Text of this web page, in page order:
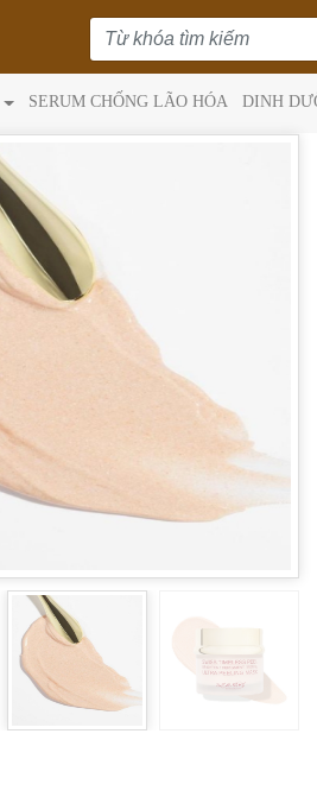
SERUM CHỐNG LÃO HÓA DINH